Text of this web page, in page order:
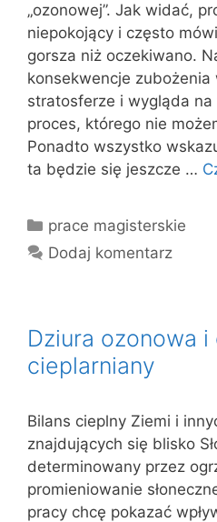
„ozonowej”. Jak widać,
niepokojący i często
gorsza niż oczekiwano.
konsekwencje
stratosferze i wygląda
proces, którego nie
Ponadto wszystko
ta będzie się jeszcze …
Kategorie
prace magisterskie
Dodaj komentarz
Dziura ozonowa i
cieplarniany
Bilans cieplny Ziemi i
znajdujących się blisko
determinowany przez
promieniowanie
pracy chcę pokazać